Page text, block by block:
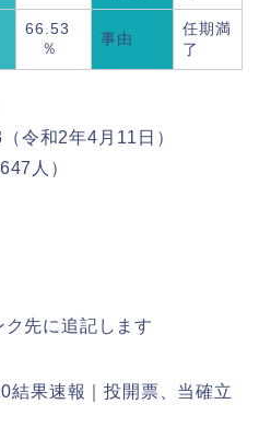
66.53
％
事由
任期満
了
令和2年4月11日）
人）
先に追記します
果速報｜投開票、当確立